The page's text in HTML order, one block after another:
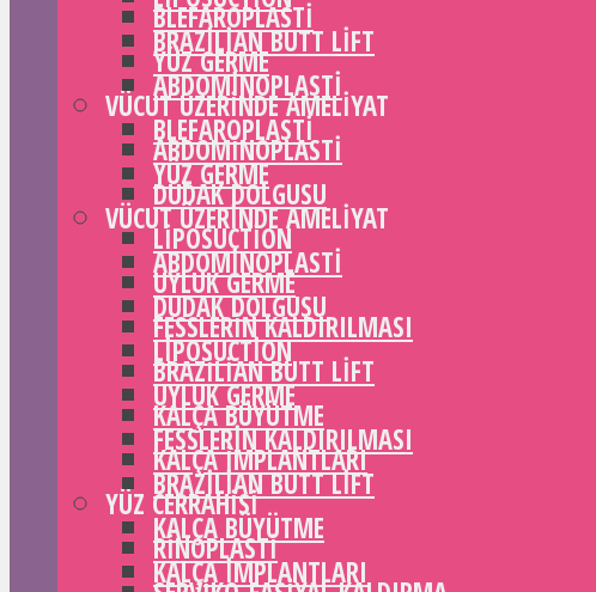
BLEFAROPLASTI
YÜZ GERME
VÜCUT ÜZERINDE AMELIYAT
ABDOMINOPLASTI
DUDAK DOLGUSU
LIPOSUCTION
UYLUK GERME
FESSLERIN KALDIRILMASI
BRAZILIAN BUTT LIFT
KALÇA BÜYÜTME
KALÇA IMPLANTLARI
YÜZ CERRAHISI
RINOPLASTI
BRAZILIAN BUTT LIFT
ABDOMINOPLASTI
BLEFAROPLASTI
YÜZ GERME
VÜCUT ÜZERINDE AMELIYAT
ABDOMINOPLASTI
DUDAK DOLGUSU
LIPOSUCTION
UYLUK GERME
FESSLERIN KALDIRILMASI
BRAZILIAN BUTT LIFT
KALÇA BÜYÜTME
KALÇA IMPLANTLARI